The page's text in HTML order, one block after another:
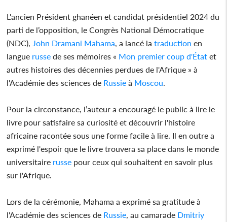
L'ancien Président ghanéen et candidat présidentiel 2024 du
parti de l’opposition, le Congrès National Démocratique
(NDC), John Dramani Mahama , a lancé la traduction en
langue russe de ses mémoires « Mon premier coup d'État et
autres histoires des décennies perdues de l'Afrique » à
l'Académie des sciences de Russie à Moscou
Pour la circonstance, l’auteur a encouragé le public à lire le
livre pour satisfaire sa curiosité et découvrir l'histoire
africaine racontée sous une forme facile à lire. Il en outre a
exprimé l'espoir que le livre trouvera sa place dans le monde
universitaire russe pour ceux qui souhaitent en savoir plus
sur l'Afrique.
Lors de la cérémonie, Mahama a exprimé sa gratitude à
l'Académie des sciences de Russie , au camarade Dmitriy